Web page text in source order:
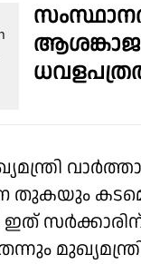
തുകയും